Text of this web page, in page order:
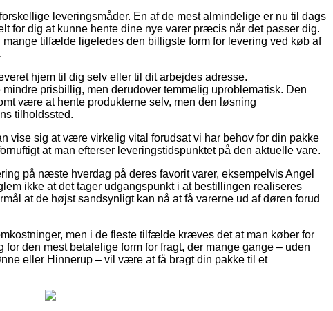
leveringsmåder. En af de mest almindelige er nu til dags
for dig at kunne hente dine nye varer præcis når det passer dig.
mange tilfælde ligeledes den billigste form for levering ved køb af
hjem til dig selv eller til dit arbejdes adresse.
prisbillig, men derudover temmelig uproblematisk. Den
være at hente produkterne selv, men den løsning
tilholdssted.
vise sig at være virkelig vital forudsat vi har behov for din pakke
at man efterser leveringstidspunktet på den aktuelle vare.
på næste hverdag på deres favorit varer, eksempelvis Angel
ikke at det tager udgangspunkt i at bestillingen realiseres
at de højst sandsynligt kan nå at få varerne ud af døren forud
men i de fleste tilfælde kræves det at man køber for
den mest betalelige form for fragt, der mange gange – uden
eller Hinnerup – vil være at få bragt din pakke til et